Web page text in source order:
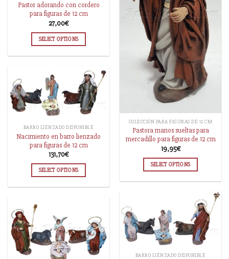
Pastor adorando con cordero
para figuras de 12 cm
27,00€
SELECT OPTIONS
COLECCIÓN PARA FIGURAS DE 12 CM
Pastora manos sueltas para
mercadillo para figuras de 12 cm
19,95€
SELECT OPTIONS
BARRO LIENZADO DISPONIBLE
Nacimiento en barro lienzado
para figuras de 12 cm
131,70€
SELECT OPTIONS
BARRO LIENZADO DISPONIBLE